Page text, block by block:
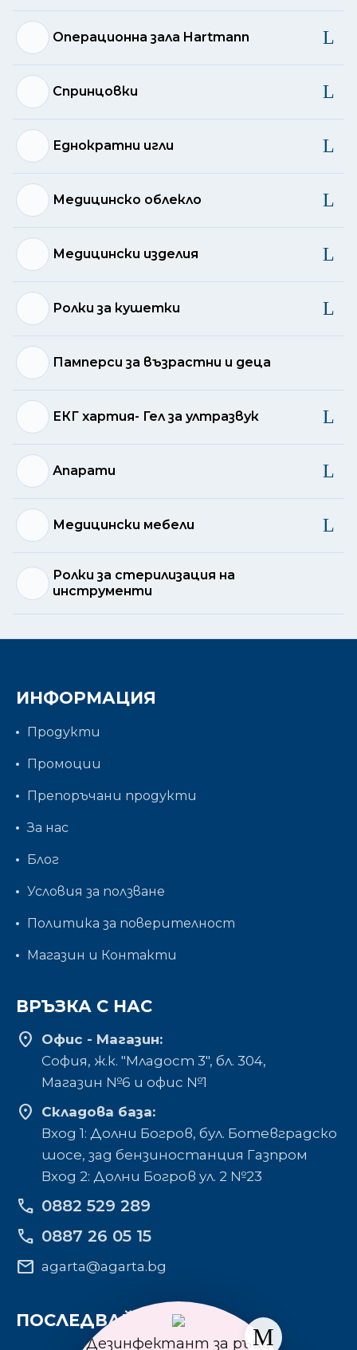
Дезинфектант за ръце
Операционна зала Hartmann
Спринцовки
Еднократни игли
Медицинско облекло
Медицински изделия
Ролки за кушетки
Памперси за възрастни и деца
ЕКГ хартия- Гел за ултразвук
Апарати
Медицински мебели
Ролки за стерилизация на
инструменти
ИНФОРМАЦИЯ
Продукти
Промоции
Препоръчани продукти
За нас
Блог
Условия за ползване
Политика за поверителност
Магазин и Контакти
ВРЪЗКА С НАС
location_on
Офис - Магазин:
София, ж.к. "Младост 3", бл. 304,
Mагазин №6 и офис №1
location_on
Складова база:
Вход 1: Долни Богров, бул. Ботевградско
шосе, зад бензиностанция Газпром
Вход 2: Долни Богров ул. 2 №23
phone 0882 529 289
phone 0887 26 05 15
mail agarta@agarta.bg
ПОСЛЕДВАЙТЕ НИ